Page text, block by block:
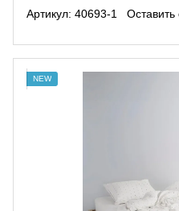
Артикул: 40693-1 Оставить
NEW